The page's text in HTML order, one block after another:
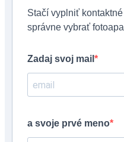
Stačí vyplniť
správne vybrať
Zadaj svoj mail
a svoje prvé meno